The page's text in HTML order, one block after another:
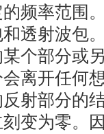
频率范围
透射波包
个部分或
离开任何
射部分的
变为零。